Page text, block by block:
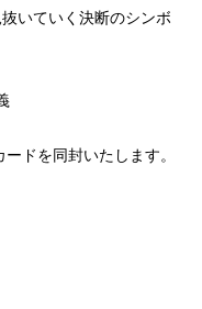
いていく決断のシンボ
ドを同封いたします。